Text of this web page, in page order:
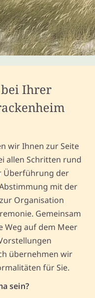
Ihrer
wir Ihnen zur Seite
allen Schritten rund
Überführung der
mit der
Organisation
Gemeinsam
Weg auf dem Meer
übernehmen wir
für Sie.
sein?